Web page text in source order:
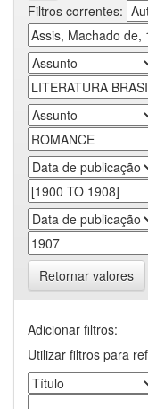
Filtros correntes:
Retornar valores
Adicionar filtros:
Utilizar filtros para